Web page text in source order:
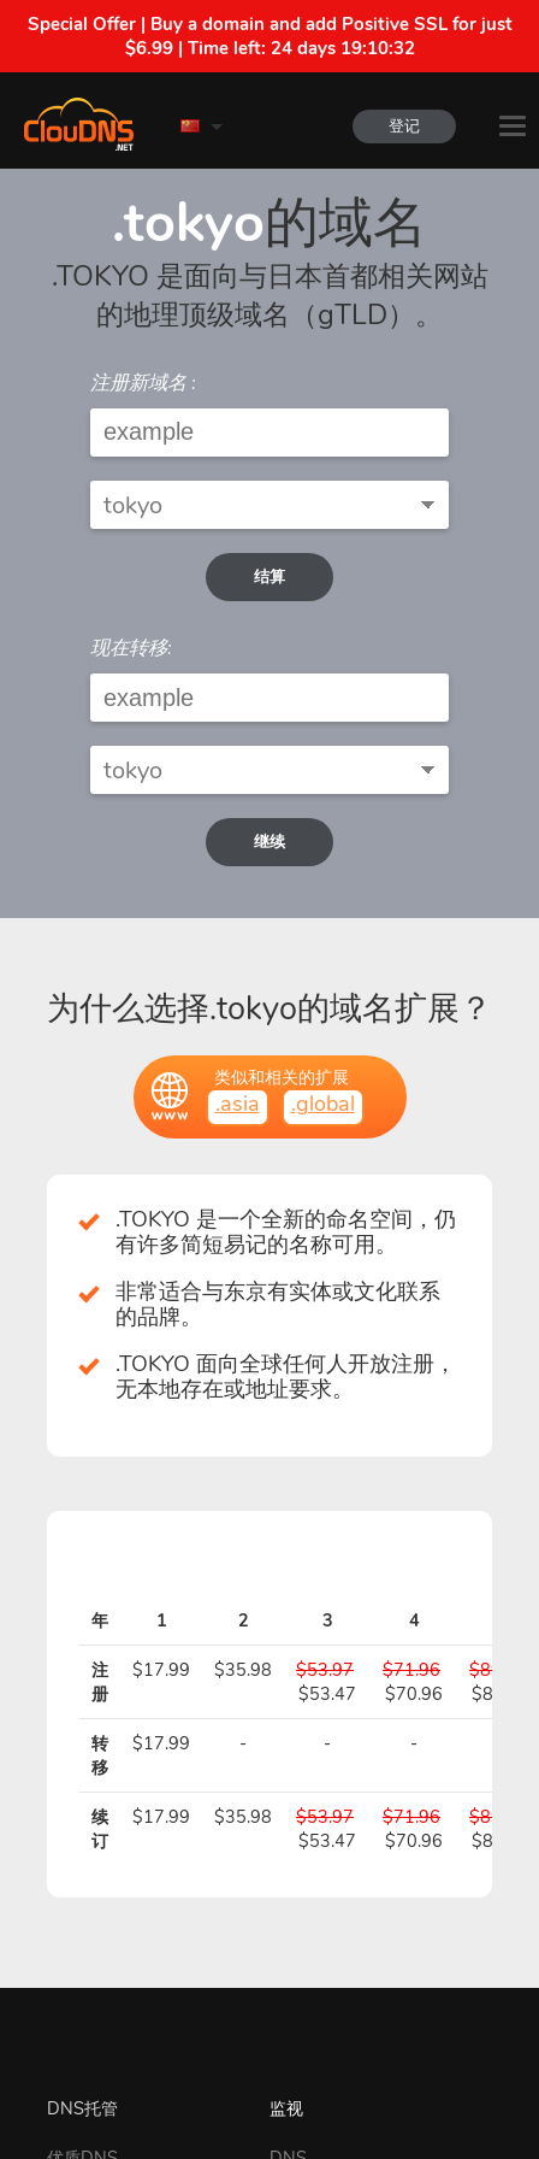
Special Offer | Buy a domain and add Positive SSL for just
$6.99 | Time left: 24 days 19:10:32
登记
.tokyo的域名
.TOKYO 是面向与日本首都相关网站
的地理顶级域名（gTLD）。
注册新域名 :
结算
现在转移:
继续
为什么选择.tokyo的域名扩展？
类似和相关的扩展
.asia .global
.TOKYO 是一个全新的命名空间，仍
有许多简短易记的名称可用。
非常适合与东京有实体或文化联系
的品牌。
.TOKYO 面向全球任何人开放注册，
无本地存在或地址要求。
年 1 2 3 4
注
册
$17.99 $35.98
$53.97
$53.47
$71.96
$70.96
$89.95
$88.45
转
移
$17.99 - - -
续
订
$17.99 $35.98
$53.97
$53.47
$71.96
$70.96
$89.95
$88.45
DNS托管 监视